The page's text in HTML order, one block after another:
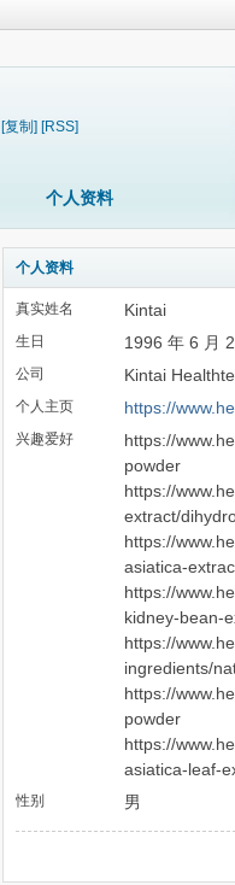
[复制] [RSS]
个人资料
个人资料
真实姓名 Kintai
生日 1996 年 6 月
公司 Kintai
个人主页 https://
兴趣爱好
https://
powder
https://
extract/
https://
asiatica-
https://
kidney-bean-
https://
ingredients/
https://
powder
https://
asiatica-leaf-
性别 男